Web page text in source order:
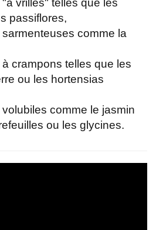
passiflores,
comme la
crampons telles que les
ou les hortensias
comme le jasmin
ou les glycines.